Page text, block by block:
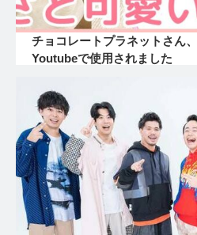
チョコレートプラネットさん
Youtubeで使用されました